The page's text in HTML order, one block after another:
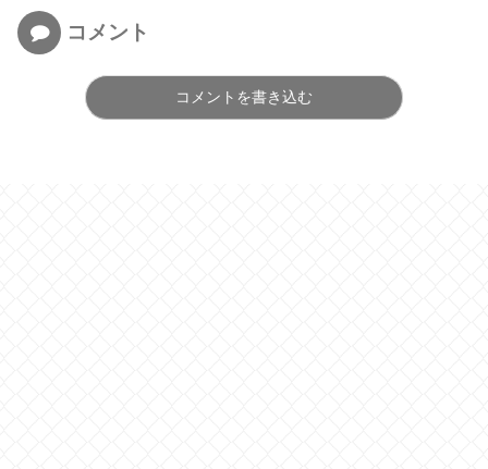
コメント
コメントを書き込む